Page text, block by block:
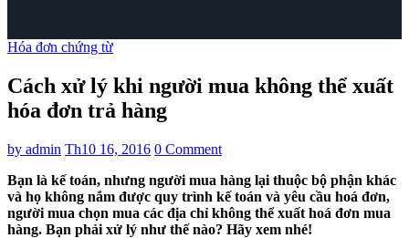
Hóa đơn chứng từ
Cách xử lý khi người mua không thể xuất
hóa đơn trả hàng
by admin Th10 16, 2016 0 Comment
Bạn là kế toán, nhưng người mua hàng lại thuộc bộ phận khác
và họ không nắm được quy trình kế toán và yêu cầu hoá đơn,
người mua chọn mua các địa chỉ không thể xuất hoá đơn mua
hàng. Bạn phải xử lý như thế nào? Hãy xem nhé!